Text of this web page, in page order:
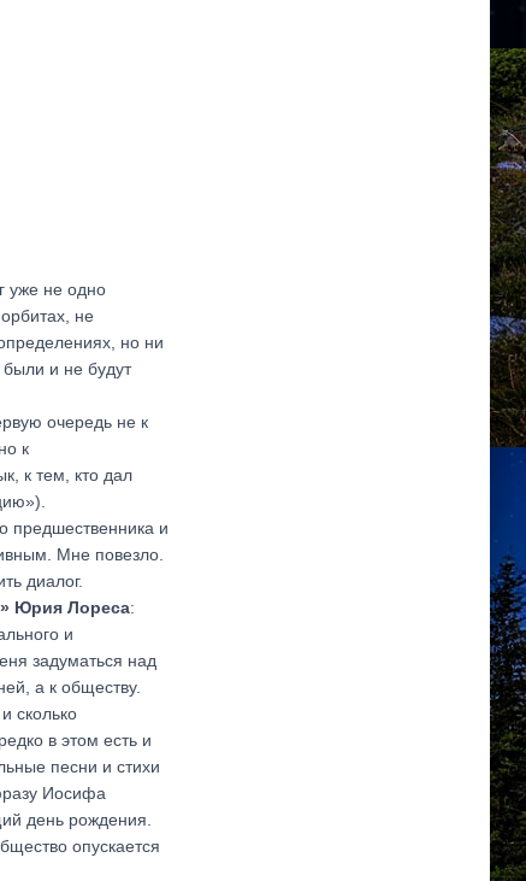
уже не одно
не
но ни
и не будут
очередь не к
к
к тем, кто дал
предшественника и
Мне повезло.
диалог.
Юрия Лореса:
и
задуматься над
а к обществу.
сколько
в этом есть и
песни и стихи
Иосифа
день рождения.
опускается